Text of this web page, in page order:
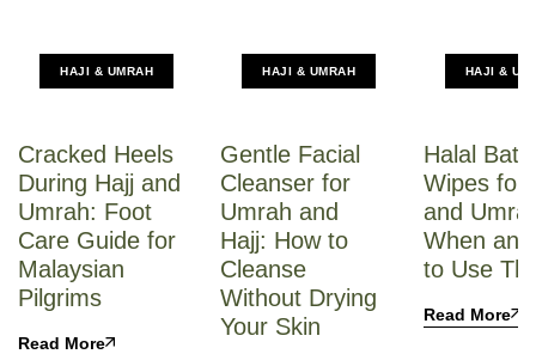
HAJI & UMRAH
Cracked Heels
During Hajj and
Umrah: Foot
Care Guide for
Malaysian
Pilgrims
Read More
HAJI & UMRAH
Gentle Facial
Cleanser for
Umrah and
Hajj: How to
Cleanse
Without Drying
Your Skin
HAJI &
Halal Bath
Wipes for
and
When
to Use
Read More